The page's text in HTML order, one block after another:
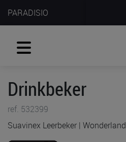
PARADISIO
Drinkbeker
ref. 532399
Suavinex Leerbeker | Wonderland